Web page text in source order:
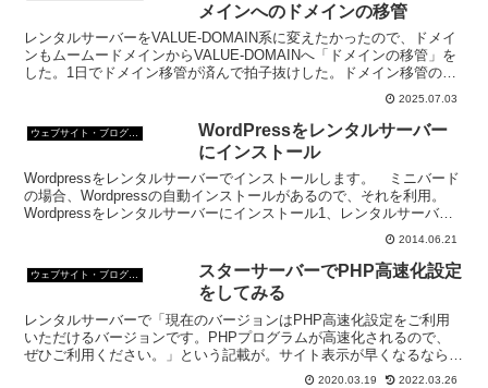
メインへのドメインの移管
レンタルサーバーをVALUE-DOMAIN系に変えたかったので、ドメイ
ンもムームードメインからVALUE-DOMAINへ「ドメインの移管」を
した。1日でドメイン移管が済んで拍子抜けした。ドメイン移管の手
2025.07.03
ウェブサイト・ブログ作成
WordPressをレンタルサーバー
にインストール
Wordpressをレンタルサーバーでインストールします。 ミニバード
の場合、Wordpressの自動インストールがあるので、それを利用。
Wordpressをレンタルサーバーにインストール1、レンタルサーバー
2014.06.21
スターサーバーでPHP高速化設定
をしてみる
レンタルサーバーで「現在のバージョンはPHP高速化設定をご利用
いただけるバージョンです。PHPプログラムが高速化されるので、
ぜひご利用ください。」という記載が。サイト表示が早くなるなら
と、PHP高速化設定をしてみることにした。
2020.03.19 2022.03.26